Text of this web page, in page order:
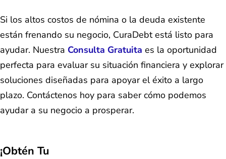
Si los altos costos de nómina o la deuda existente
están frenando su negocio, CuraDebt está listo para
ayudar. Nuestra Consulta Gratuita es la oportunidad
perfecta para evaluar su situación financiera y explorar
soluciones diseñadas para apoyar el éxito a largo
plazo. Contáctenos hoy para saber cómo podemos
ayudar a su negocio a prosperar.
¡Obtén Tu